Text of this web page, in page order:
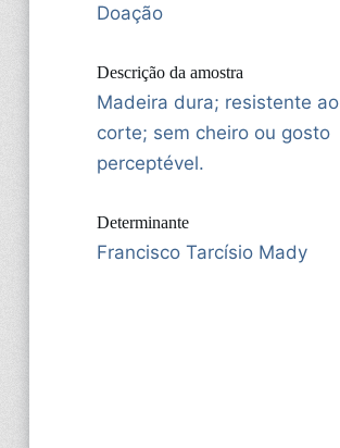
Doação
Descrição da amostra
Madeira dura; resistente ao
corte; sem cheiro ou gosto
perceptével.
Determinante
Francisco Tarcísio Mady